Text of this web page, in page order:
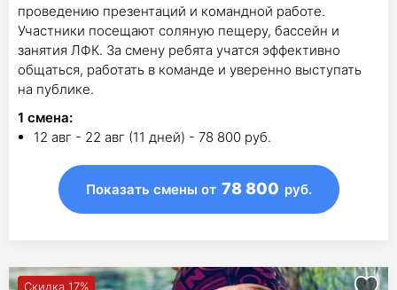
проведению презентаций и командной работе.
Участники посещают соляную пещеру, бассейн и
занятия ЛФК. За смену ребята учатся эффективно
общаться, работать в команде и уверенно выступать
на публике.
1 смена:
12 авг - 22 авг (11 дней) - 78 800 руб.
Показать смены от 78 800 руб.
Скидка 17%